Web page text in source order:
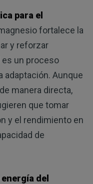
para el
fortalece la
y reforzar
es un proceso
adaptación. Aunque
manera directa,
que tomar
y el rendimiento en
de
del